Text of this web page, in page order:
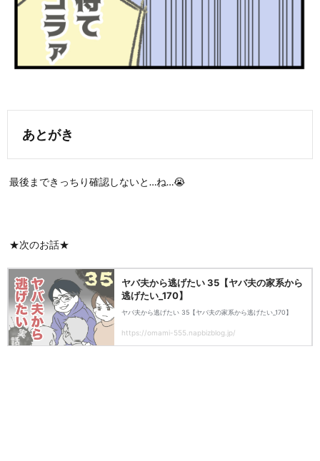
あとがき
最後まできっちり確認しないと…ね…😭
★次のお話★